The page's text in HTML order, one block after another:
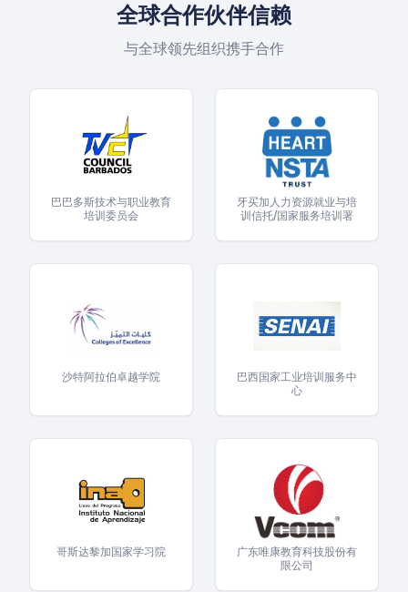
全球合作伙伴信赖
与全球领先组织携手合作
巴巴多斯技术与职业教育
培训委员会
牙买加人力资源就业与培
训信托/国家服务培训署
沙特阿拉伯卓越学院
巴西国家工业培训服务中
心
哥斯达黎加国家学习院
广东唯康教育科技股份有
限公司